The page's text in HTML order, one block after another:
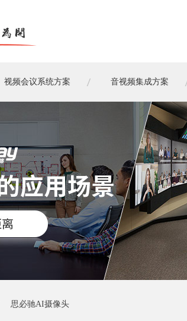
视频会议系统方案 音视频集成方案
思必驰AI摄像头